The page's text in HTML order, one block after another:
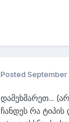
Posted September
დამეხმარეთ...
ჩანდეს რა